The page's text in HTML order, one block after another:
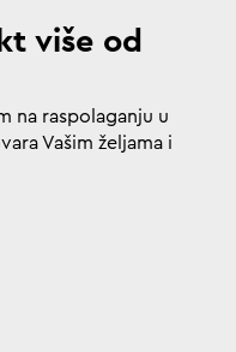
više od
na raspolaganju u
Vašim željama i